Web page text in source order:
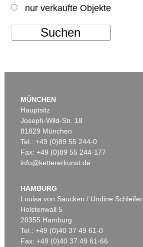
nur verkaufte Objekte
Suchen
MÜNCHEN
Hauptsitz
Joseph-Wild-Str. 18
81829 München
Tel.: +49 (0)89 55 244-0
Fax: +49 (0)89 55 244-177
info@kettererkunst.de
HAMBURG
Louisa von Saucken / Undine Schleifer
Holstenwall 5
20355 Hamburg
Tel.: +49 (0)40 37 49 61-0
Fax: +49 (0)40 37 49 61-66